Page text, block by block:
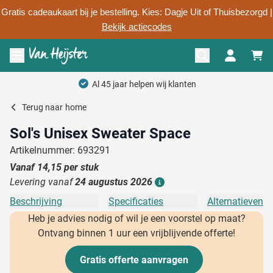
Gratis cadeaukaart bij je bestelling. Kies: Dagje Uit of Thuisbezorgd |
Bekijk actiecodes
Ga naar de inhoud
Menu openen
Al 45 jaar helpen wij klanten
Terug naar home
Sol's Unisex Sweater Space
Artikelnummer: 693291
Vanaf 14,15 per stuk
Levering vanaf24 augustus 2026
Beschrijving Specificaties
Alternatieven
Heb je advies nodig of wil je een voorstel op maat?
Ontvang binnen 1 uur een vrijblijvende offerte!
Gratis offerte aanvragen